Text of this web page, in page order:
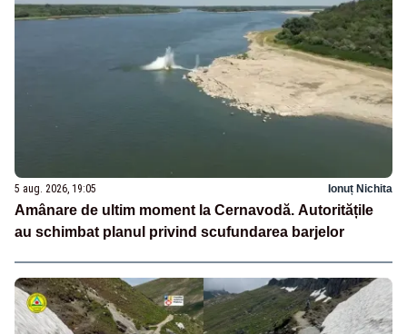
5 aug. 2026, 19:05 Ionuț Nichita
Amânare de ultim moment la Cernavodă. Autoritățile
au schimbat planul privind scufundarea barjelor